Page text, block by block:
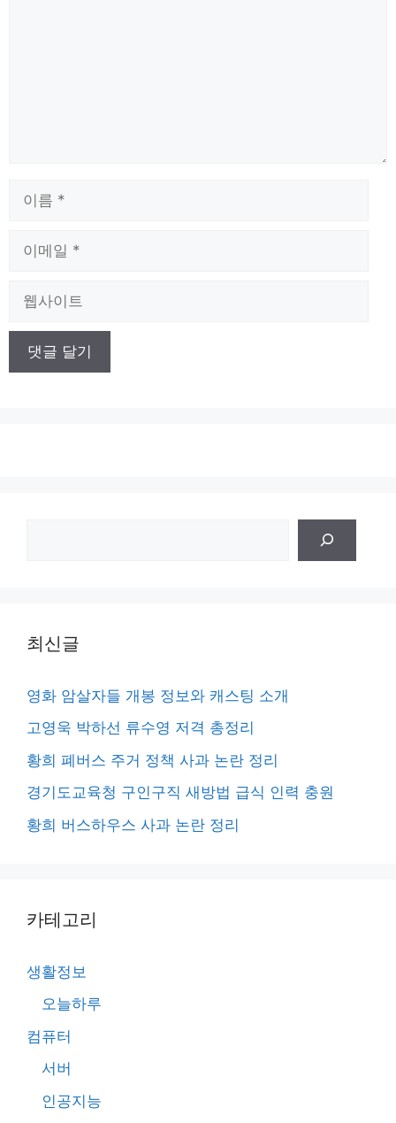
최신글
영화 암살자들 개봉 정보와 캐스팅 소개
고영욱 박하선 류수영 저격 총정리
황희 폐버스 주거 정책 사과 논란 정리
경기도교육청 구인구직 새방법 급식 인력 충원
황희 버스하우스 사과 논란 정리
카테고리
생활정보
오늘하루
컴퓨터
서버
인공지능